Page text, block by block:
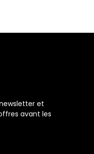
et
avant les